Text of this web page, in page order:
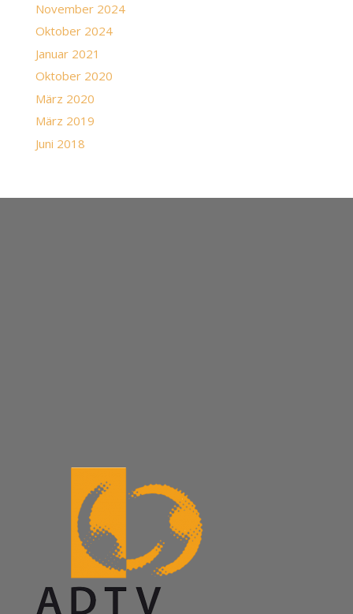
November 2024
Oktober 2024
Januar 2021
Oktober 2020
März 2020
März 2019
Juni 2018